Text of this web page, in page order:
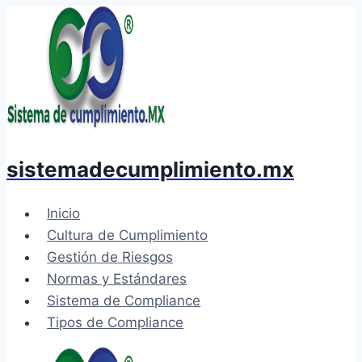
contenido
sistemadecumplimiento.mx
Inicio
Cultura de Cumplimiento
Gestión de Riesgos
Normas y Estándares
Sistema de Compliance
Tipos de Compliance